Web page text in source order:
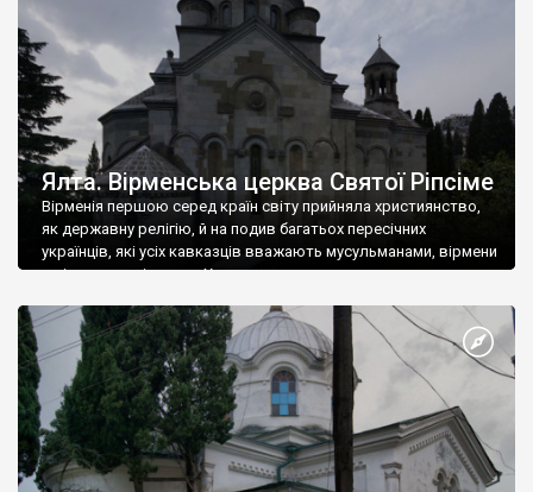
Ялта. Вірменська церква Святої Ріпсіме
Вірменія першою серед країн світу прийняла християнство,
як державну релігію, й на подив багатьох пересічних
українців, які усіх кавказців вважають мусульманами, вірмени
є відданими вірянами Христа